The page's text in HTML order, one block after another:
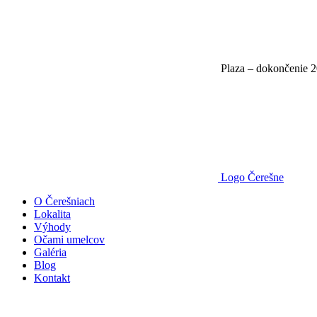
Plaza – dokončenie
Logo Čerešne
O Čerešniach
Lokalita
Výhody
Očami umelcov
Galéria
Blog
Kontakt